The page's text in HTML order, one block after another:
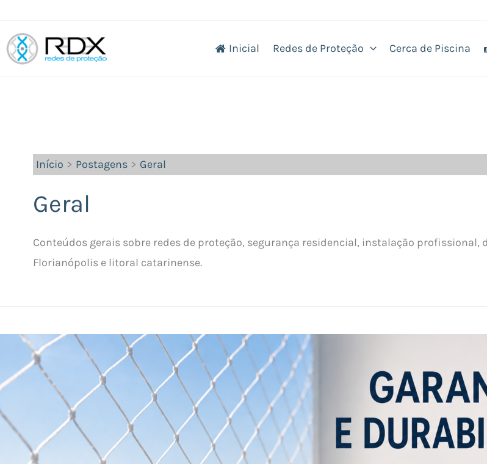
Inicial Redes de Proteção Cerca de Piscina
Início Postagens Geral
Geral
Conteúdos gerais sobre redes de proteção, segurança residencial, instalação profissional,
Florianópolis e litoral catarinense.